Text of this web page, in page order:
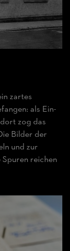
zartes
als Ein-
zog das
Bilder der
und zur
reichen